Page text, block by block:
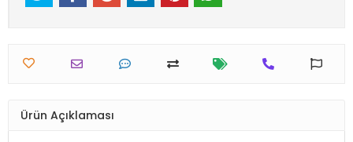
Ürün Açıklaması